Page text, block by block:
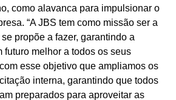
como alavanca para impulsionar o
“A JBS tem como missão ser a
propõe a fazer, garantindo a
futuro melhor a todos os seus
esse objetivo que ampliamos os
interna, garantindo que todos
preparados para aproveitar as